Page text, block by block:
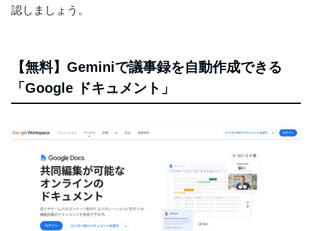
認しましょう。
【無料】Geminiで議事録を自動作成できる
「Google ドキュメント」